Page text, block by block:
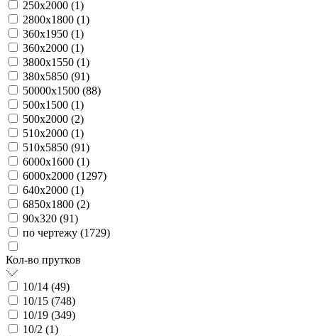
250х2000 (1)
2800х1800 (1)
360х1950 (1)
360х2000 (1)
3800х1550 (1)
380х5850 (91)
50000х1500 (88)
500х1500 (1)
500х2000 (2)
510х2000 (1)
510х5850 (91)
6000х1600 (1)
6000х2000 (1297)
640х2000 (1)
6850х1800 (2)
90х320 (91)
по чертежу (1729)
Кол-во прутков
10/14 (49)
10/15 (748)
10/19 (349)
10/2 (1)